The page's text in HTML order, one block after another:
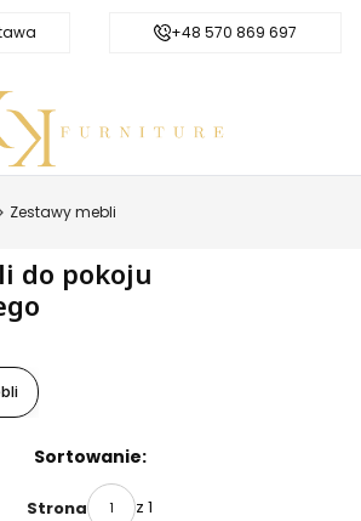
Bezpieczne zakupy
+48 570 869 697
Zestawy mebli
do pokoju
Sortowanie:
Strona z 1